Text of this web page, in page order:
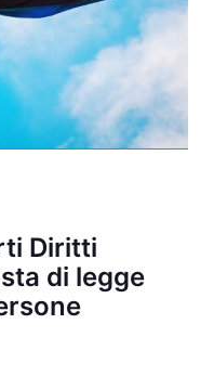
Diritti
di legge